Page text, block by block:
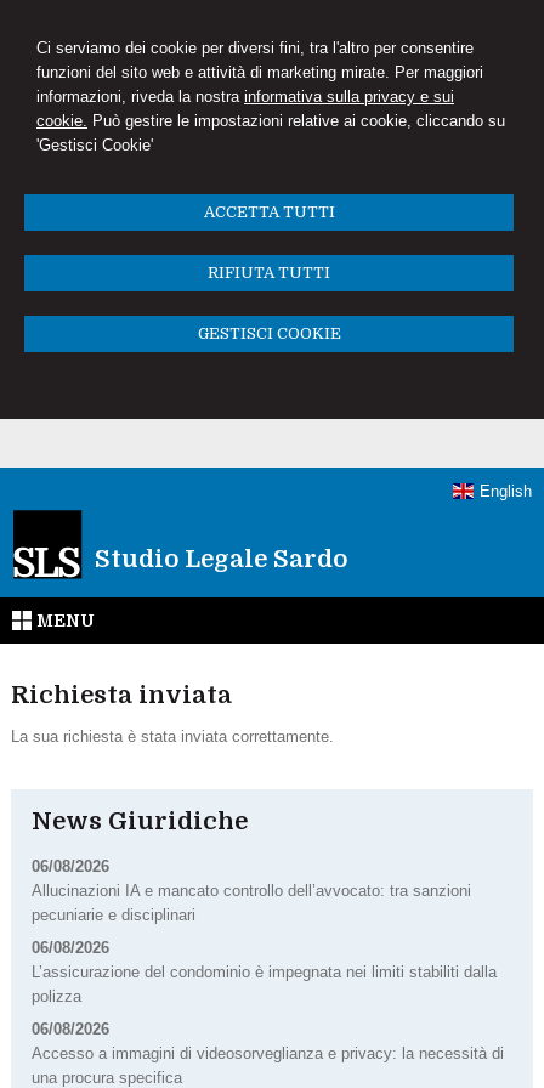
Ci serviamo dei cookie per diversi fini, tra l'altro per consentire
funzioni del sito web e attività di marketing mirate. Per maggiori
informazioni, riveda la nostra informativa sulla privacy e sui
cookie. Può gestire le impostazioni relative ai cookie, cliccando su
'Gestisci Cookie'
ACCETTA TUTTI
RIFIUTA TUTTI
GESTISCI COOKIE
Studio Legale Sardo
English
MENU
Richiesta inviata
La sua richiesta è stata inviata correttamente.
News Giuridiche
06/08/2026
Allucinazioni IA e mancato controllo dell’avvocato: tra sanzioni
pecuniarie e disciplinari
06/08/2026
L’assicurazione del condominio è impegnata nei limiti stabiliti dalla
polizza
06/08/2026
Accesso a immagini di videosorveglianza e privacy: la necessità di
una procura specifica